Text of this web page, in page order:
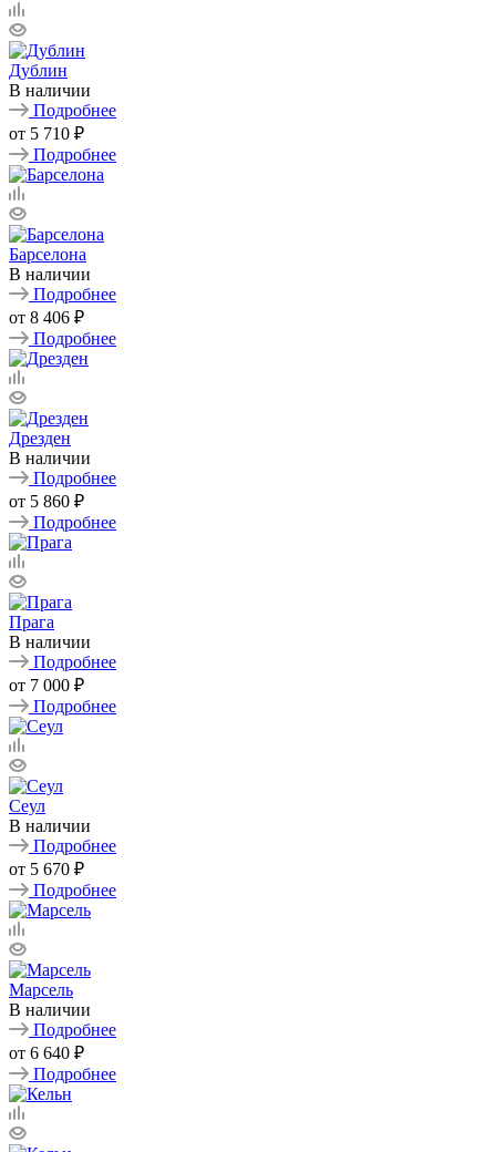
Дублин
В наличии
Подробнее
от 5 710 ₽
Подробнее
Барселона
В наличии
Подробнее
от 8 406 ₽
Подробнее
Дрезден
В наличии
Подробнее
от 5 860 ₽
Подробнее
Прага
В наличии
Подробнее
от 7 000 ₽
Подробнее
Сеул
В наличии
Подробнее
от 5 670 ₽
Подробнее
Марсель
В наличии
Подробнее
от 6 640 ₽
Подробнее